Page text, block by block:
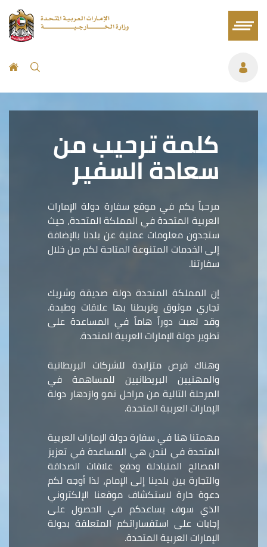
كلمة ترحيب من
سعادة السفير
مرحباً بكم في موقع سفارة دولة الإمارات
العربية المتحدة في المملكة المتحدة، حيث
ستجدون معلومات عملية عن بلدنا بالإضافة
إلى الخدمات المتنوعة المتاحة لكم من خلال
سفارتنا.
إن المملكة المتحدة دولة صديقة وشريك
تجاري موثوق وتربطنا بها علاقات وطيدة.
وقد لعبت دوراً هاماً في المساعدة على
تطوير دولة الإمارات العربية المتحدة.
وهناك فرص متزايدة للشركات البريطانية
والمهنيين البريطانيين للمساهمة في
المرحلة التالية من مراحل نمو وازدهار دولة
الإمارات العربية المتحدة.
مهمتنا هنا في سفارة دولة الإمارات العربية
المتحدة في لندن هي المساعدة في تعزيز
المصالح المتبادلة ودفع علاقات الصداقة
والتجارة بين بلدينا إلى الإمام، لذا أوجه لكم
دعوة حارة لاستكشاف موقعنا الإلكتروني
الذي سوف يساعدكم في الحصول على
إجابات على استفساراتكم المتعلقة بدولة
الإمارات العربية المتحدة.